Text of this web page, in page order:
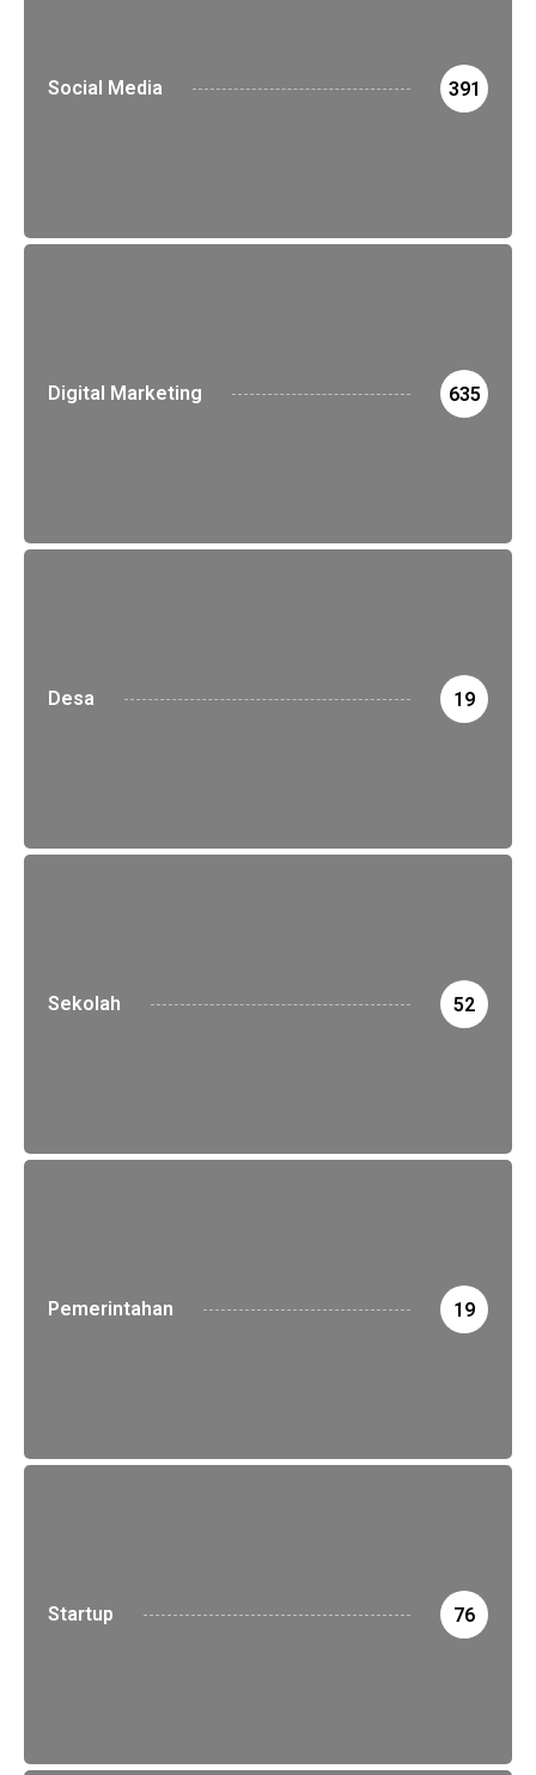
Social Media 391
Digital Marketing 635
Desa 19
Sekolah 52
Pemerintahan 19
Startup 76